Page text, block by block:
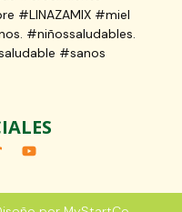
#LINAZAMIX #miel
#niñossaludables.
#sanos